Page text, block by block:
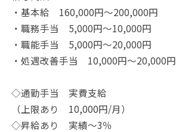
・基本給 160,000円～200,000円
・職務手当 5,000円～10,000円
・職能手当 5,000円～20,000円
・処遇改善手当 10,000円～20,000円
◇通勤手当 実費支給
（上限あり 10,000円/月）
◇昇給あり 実績～3％